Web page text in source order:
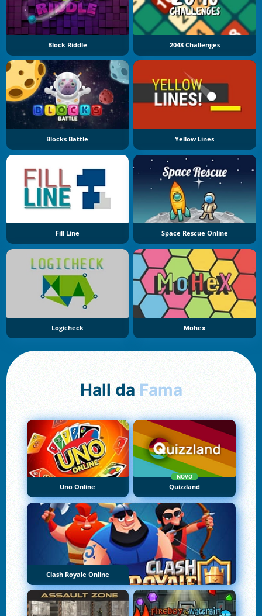
Block Riddle 2048 Challenges
Blocks Battle Yellow Lines
Fill Line Space Rescue Online
Logicheck Mohex
Hall da Fama
Uno Online
NOVO
Quizzland
Clash Royale Online